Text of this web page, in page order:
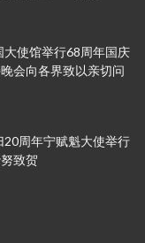
使馆举行68周年国庆
会向各界致以亲切问
周年宁赋魁大使举行
致贺